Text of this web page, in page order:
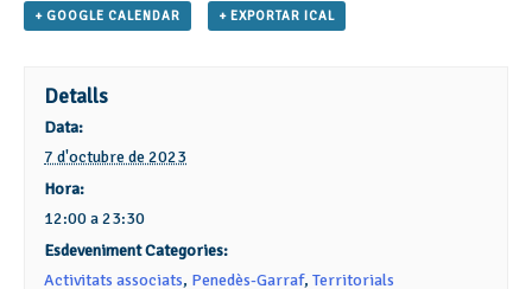
+ GOOGLE CALENDAR + EXPORTAR ICAL
Detalls
Data:
7 d'octubre de 2023
Hora:
12:00 a 23:30
Esdeveniment Categories:
Activitats associats, Penedès-Garraf,Territorials